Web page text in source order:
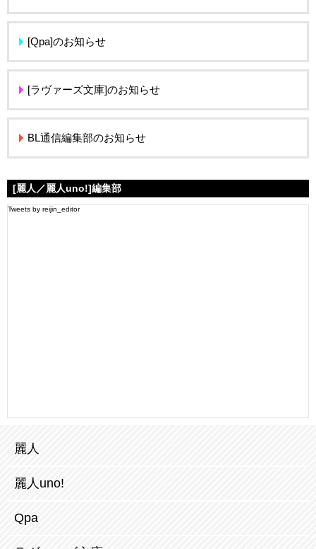
[Qpa]のお知らせ
[ラヴァーズ文庫]のお知らせ
BL通信編集部のお知らせ
[麗人／麗人uno!]編集部
Tweets by reijin_editor
麗人
麗人uno!
Qpa